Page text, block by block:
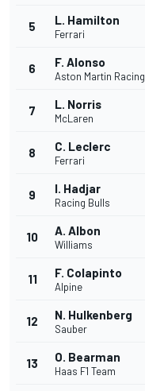
5 L. Hamilton
Ferrari
6 F. Alonso
Aston Martin Racing
7 L. Norris
McLaren
8 C. Leclerc
Ferrari
9 I. Hadjar
Racing Bulls
10 A. Albon
Williams
11 F. Colapinto
Alpine
12 N. Hulkenberg
Sauber
13 O. Bearman
Haas F1 Team